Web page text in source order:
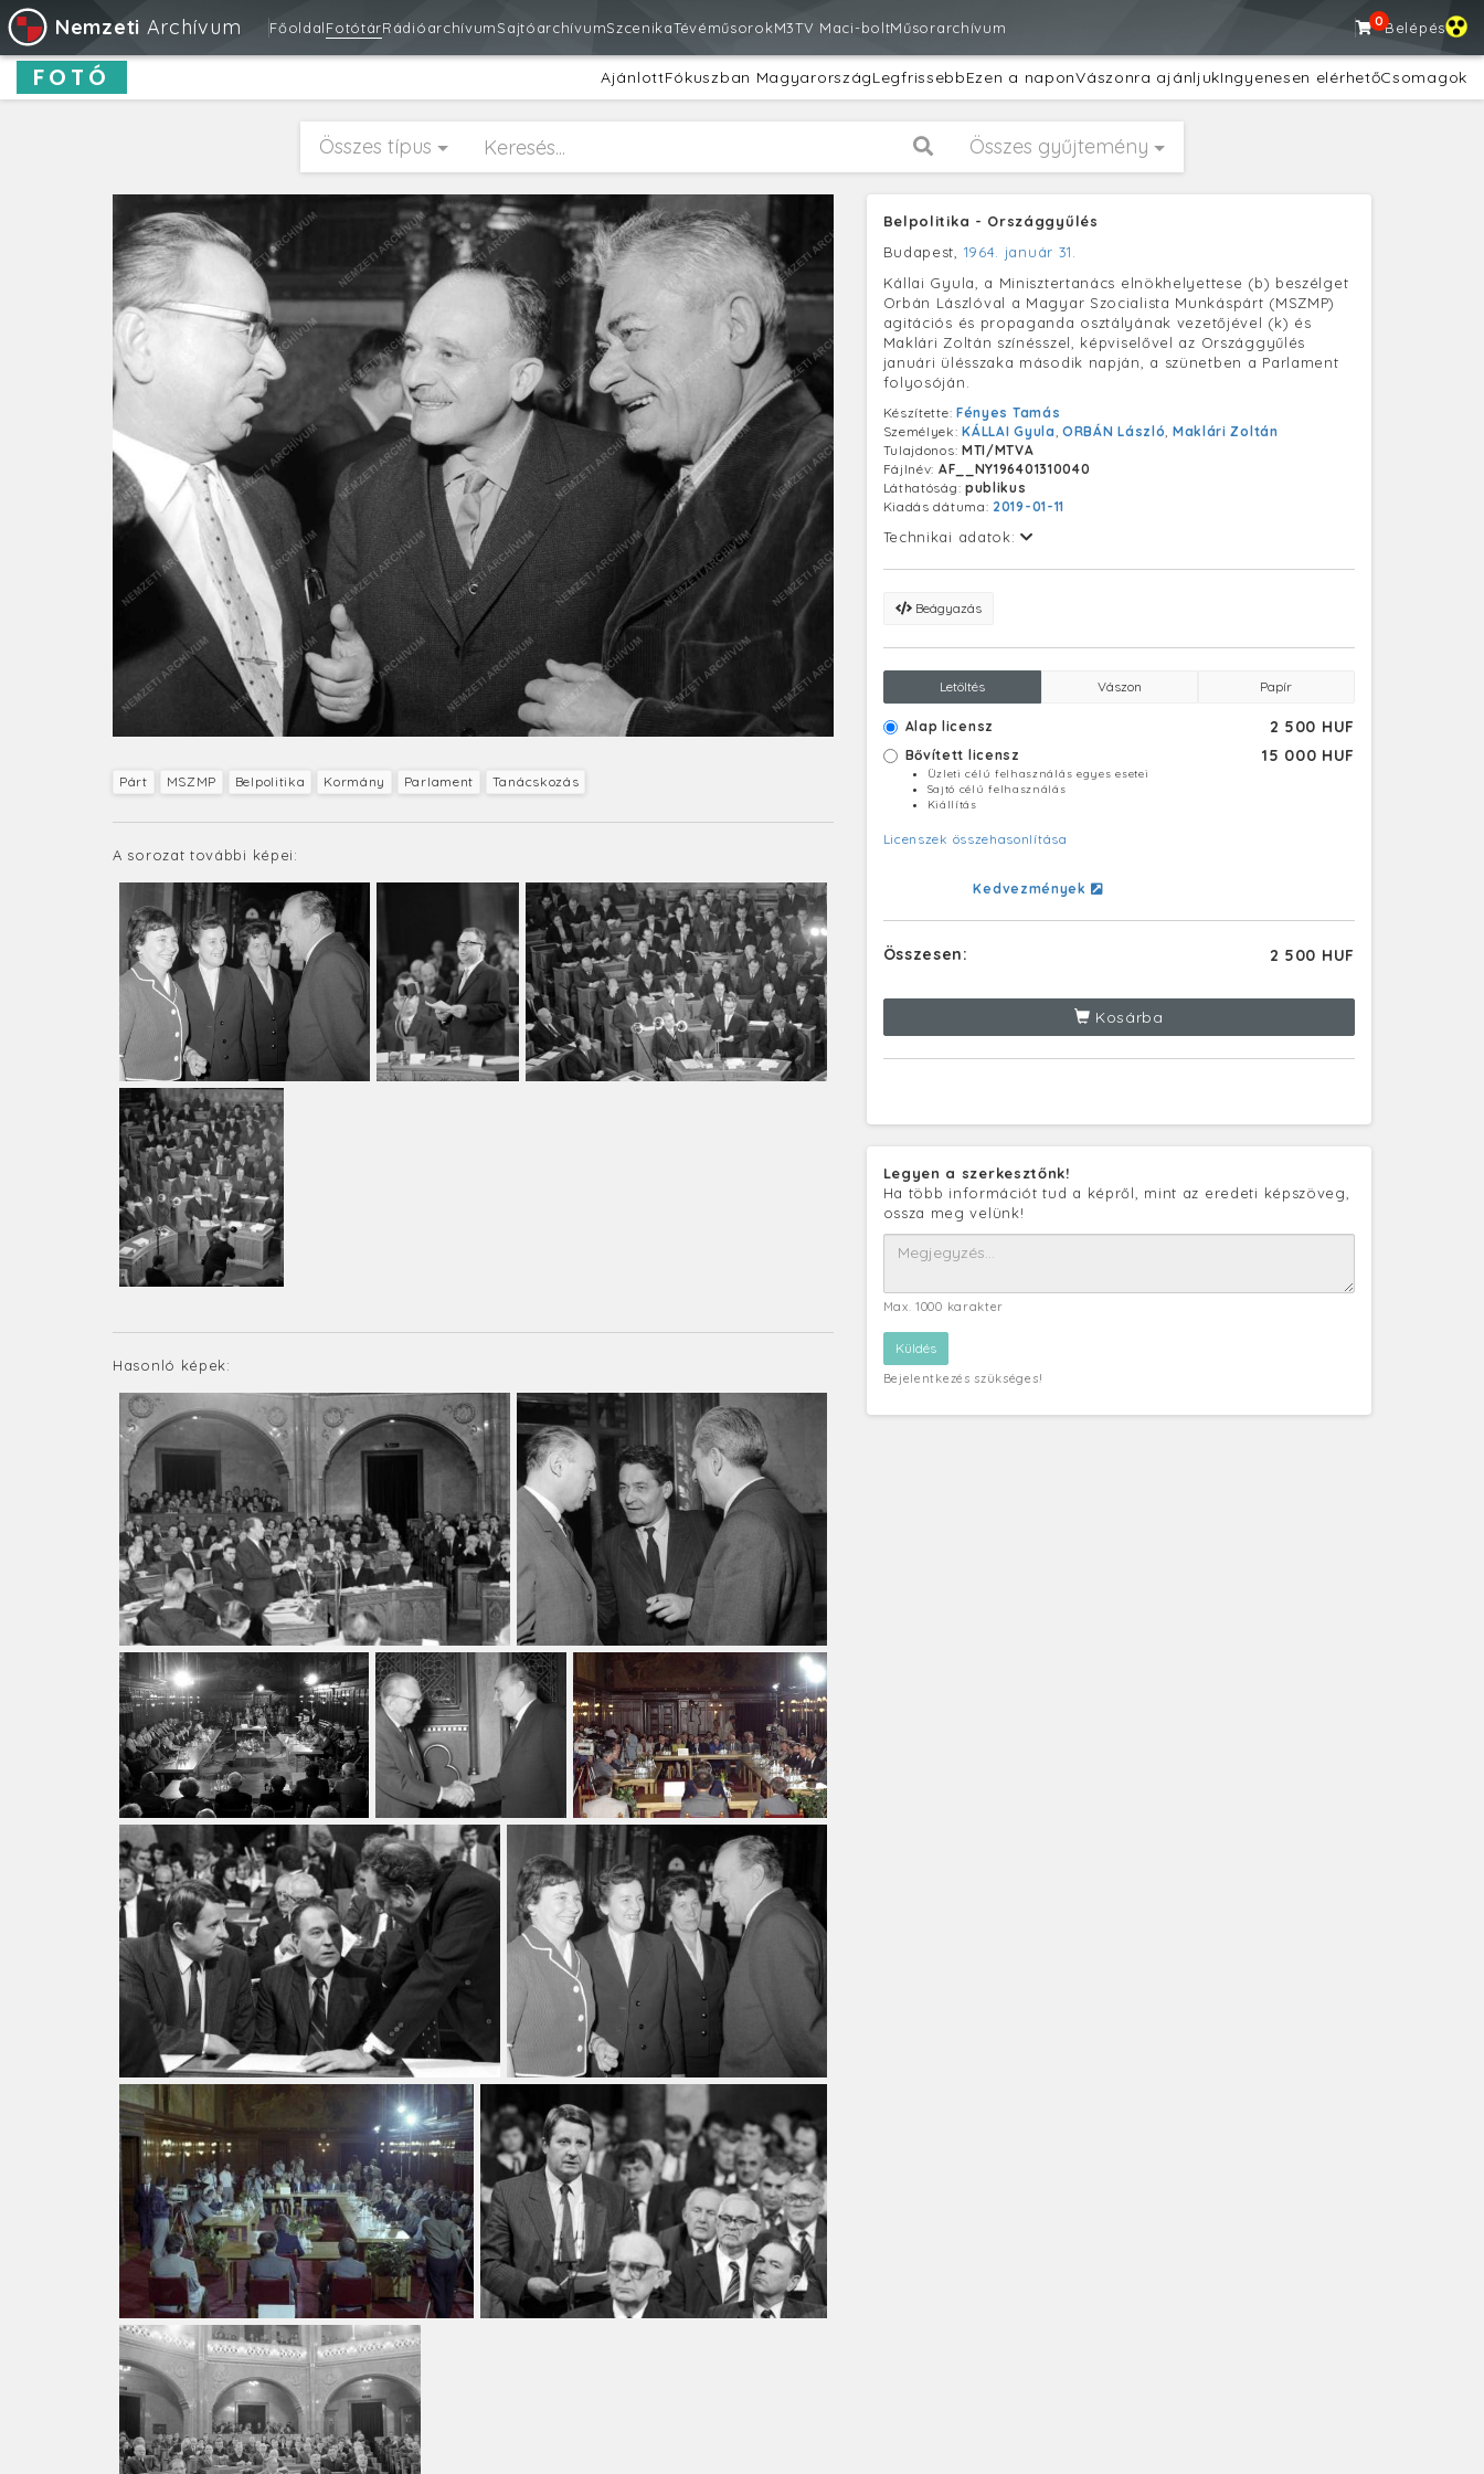
Nemzeti Archívum FőoldalFotótárRádióarchívumSajtóarchívumSzcenikaTévéműsorokM3TV Maci-boltMűsorarchívum 0Belépés
FOTÓ AjánlottFókuszban MagyarországLegfrissebbEzen a naponVászonra ajánljukIngyenesen elérhetőCsomagok
Összes típus Összes gyűjtemény
Párt MSZMP Belpolitika Kormány Parlament Tanácskozás
A sorozat további képei:
Hasonló képek:
Belpolitika - Országgyűlés
Budapest, 1964. január 31.
Kállai Gyula, a Minisztertanács elnökhelyettese (b) beszélget
Orbán Lászlóval a Magyar Szocialista Munkáspárt (MSZMP)
agitációs és propaganda osztályának vezetőjével (k) és
Maklári Zoltán színésszel, képviselővel az Országgyűlés
januári ülésszaka második napján, a szünetben a Parlament
folyosóján.
Készítette: Fényes Tamás
Személyek:KÁLLAI Gyula,ORBÁN László, Maklári Zoltán
Tulajdonos: MTI/MTVA
Fájlnév: AF__NY196401310040
Láthatóság: publikus
Kiadás dátuma: 2019-01-11
Technikai adatok:
Beágyazás
Letöltés Vászon Papír
Alap licensz 2 500 HUF
Bővített licensz 15 000 HUF
Üzleti célú felhasználás egyes esetei
Sajtó célú felhasználás
Kiállítás
Licenszek összehasonlítása
Kedvezmények
Összesen: 2 500 HUF
Kosárba
Legyen a szerkesztőnk!
Ha több információt tud a képről, mint az eredeti képszöveg,
ossza meg velünk!
Max. 1000 karakter
Bejelentkezés szükséges!